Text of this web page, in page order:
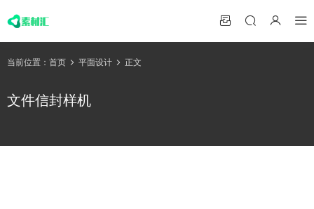
当前位置： 首页 平面设计 正文
文件信封样机